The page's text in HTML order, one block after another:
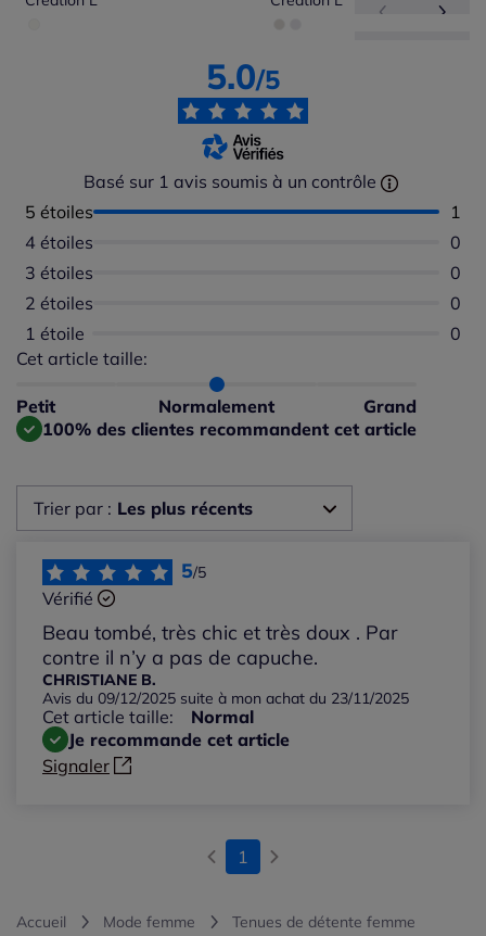
5.0/5
Basé sur 1 avis soumis à un contrôle
5 étoiles
1
4 étoiles
0
3 étoiles
0
2 étoiles
0
1 étoile
0
Cet article taille:
Petit Normalement Grand
Répartition du taillant selon les avis clients
Taille normalement : 100%
Taille petit : 0%
Taille grand : 0%
100% des clientes recommandent cet article
Trier par : Les plus récents
Les plus récents
Les plus anciens
Notes les plus élevées
Notes les plus basses
5/5
Vérifié
Beau tombé, très chic et très doux . Par
contre il n’y a pas de capuche.
CHRISTIANE B.
Avis du 09/12/2025 suite à mon achat du 23/11/2025
Cet article taille:
Normal
Je recommande cet article
Signaler
1
Accueil Mode femme
Tenues de détente femme